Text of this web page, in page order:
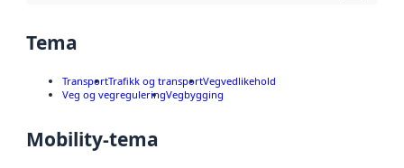
Tema
TransportTrafikk og transportVegvedlikehold
Veg og vegreguleringVegbygging
Mobility-tema